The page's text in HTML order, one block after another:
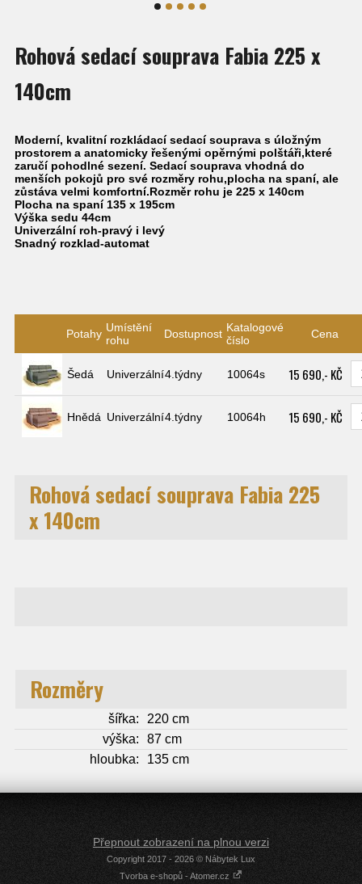
Rohová sedací souprava Fabia 225 x
140cm
Moderní, kvalitní rozkládací sedací souprava s úložným
prostorem a anatomicky řešenými opěrnými polštáři,které
zaručí pohodlné sezení. Sedací souprava vhodná do
menších pokojů pro své rozměry rohu,plocha na spaní, ale
zůstáva velmi komfortní.Rozměr rohu je 225 x 140cm
Plocha na spaní 135 x 195cm
Výška sedu 44cm
Univerzální roh-pravý i levý
Snadný rozklad-automat
Potahy Umístění
rohu
Dostupnost Katalogové
číslo
Cena
Šedá Univerzální4.týdny 10064s 15 690,- KČ
Hnědá Univerzální4.týdny 10064h 15 690,- KČ
Rohová sedací souprava Fabia 225
x 140cm
Rozměry
šířka:
220 cm
výška:
87 cm
hloubka:
135 cm
Přepnout zobrazení na plnou verzi
Copyright 2017 - 2026 © Nábytek Lux
Tvorba e-shopů - Atomer.cz